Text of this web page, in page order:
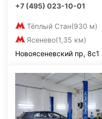
+7 (495) 023-10-01
Тёплый Стан(930 м)
Ясенево(1,35 км)
Новоясеневский пр, 8с1